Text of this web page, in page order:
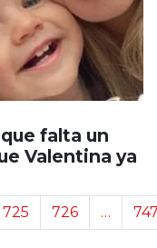
falta un
Valentina ya
725 726 …